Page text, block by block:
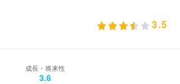
3.5
成長・将来性
3.6